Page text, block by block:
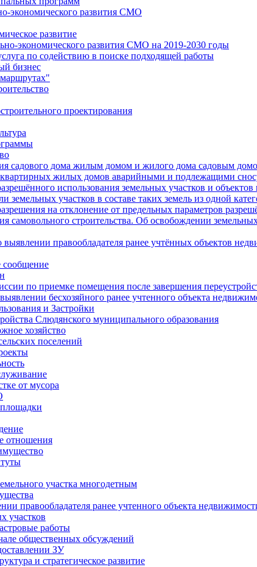
экономического развития СМО
развитие
экономического развития СМО на 2019-2030 годы
по содействию в поиске подходящей работы
бизнес
проектирования
садового дома жилым домом и жилого дома садовым
жилых домов аварийными и подлежащими
использования земельных участков и объектов
земельных участков в составе таких земель из одной
на отклонение от предельных параметров
самовольного строительства. Об освобождении
правообладателя ранее учтённых объектов
по приемке помещения после завершения
бесхозяйного ранее учтенного объекта
и Застройки
Слюдянского муниципального образования
хозяйство
поселений
от мусора
отношения
участка многодетным
правообладателя ранее учтенного объекта
участков
работы
общественных обсуждений
ЗУ
и стратегическое развитие